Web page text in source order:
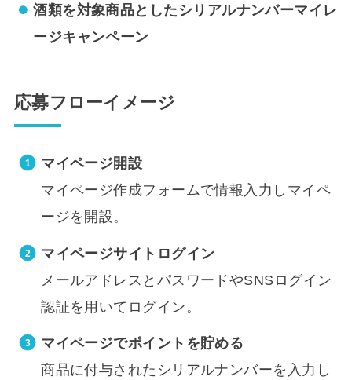
酒類を対象商品としたシリアルナンバーマイレ
ージキャンペーン
応募フローイメージ
マイページ開設
マイページ作成フォームで情報入力しマイペ
ージを開設。
マイページサイトログイン
メールアドレスとパスワードやSNSログイン
認証を用いてログイン。
マイページでポイントを貯める
商品に付与されたシリアルナンバーを入力し